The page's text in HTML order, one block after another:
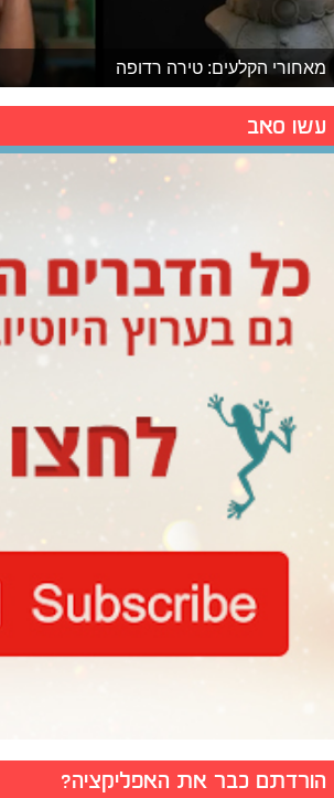
מאחורי הקלעים: טירה רדופה
עשו סאב
הורדתם כבר את האפליקציה?